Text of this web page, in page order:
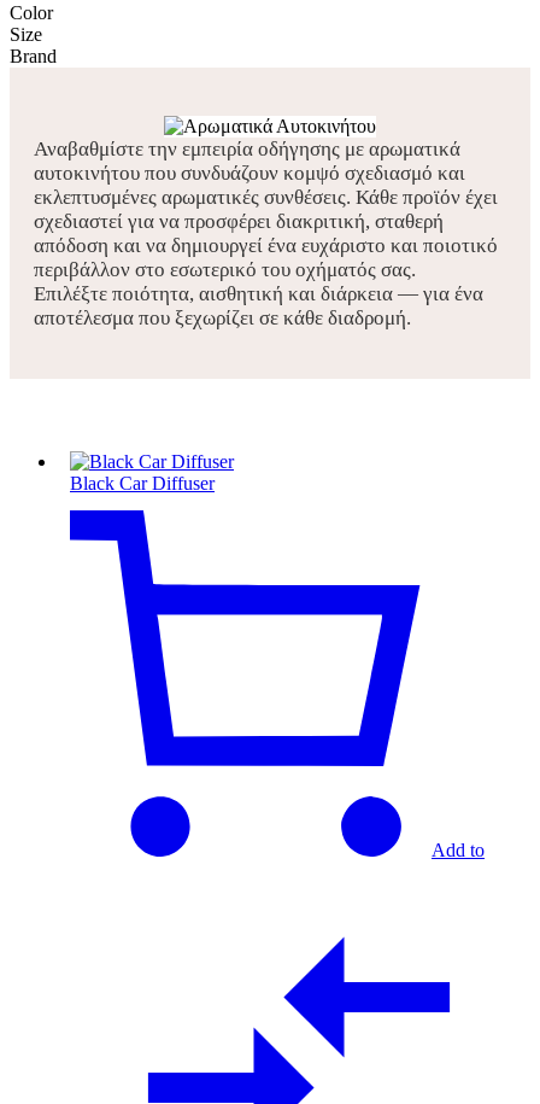
Color
Size
Brand
Αναβαθμίστε την εμπειρία οδήγησης με αρωματικά
αυτοκινήτου που συνδυάζουν κομψό σχεδιασμό και
εκλεπτυσμένες αρωματικές συνθέσεις. Κάθε προϊόν έχει
σχεδιαστεί για να προσφέρει διακριτική, σταθερή
απόδοση και να δημιουργεί ένα ευχάριστο και ποιοτικό
περιβάλλον στο εσωτερικό του οχήματός σας.
Επιλέξτε ποιότητα, αισθητική και διάρκεια — για ένα
αποτέλεσμα που ξεχωρίζει σε κάθε διαδρομή.
Black Car Diffuser
Add to